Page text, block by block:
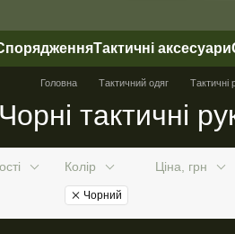
Тактичні аксесуари
Головна Тактичний одяг Тактичні
Чорні тактичні
Колір
Чорний
Ціна, грн